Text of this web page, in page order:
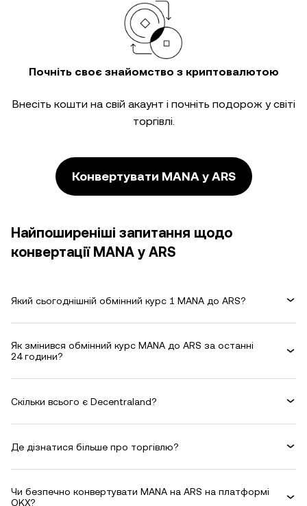
Почніть своє знайомство з криптовалютою
Внесіть кошти на свій акаунт і почніть подорож у світі
торгівлі.
Конвертувати MANA у ARS
Найпоширеніші запитання щодо
конвертації MANA у ARS
Який сьогоднішній обмінний курс 1 MANA до ARS?
Як змінився обмінний курс MANA до ARS за останні
24 години?
Скільки всього є Decentraland?
Де дізнатися більше про торгівлю?
Чи безпечно конвертувати MANA на ARS на платформі
OKX?